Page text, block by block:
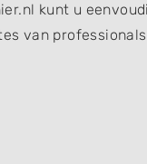
kunt u
van